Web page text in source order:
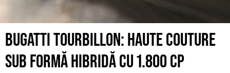
BUGATTI TOURBILLON: HAUTE COUTURE
SUB FORMĂ HIBRIDĂ CU 1.800 CP